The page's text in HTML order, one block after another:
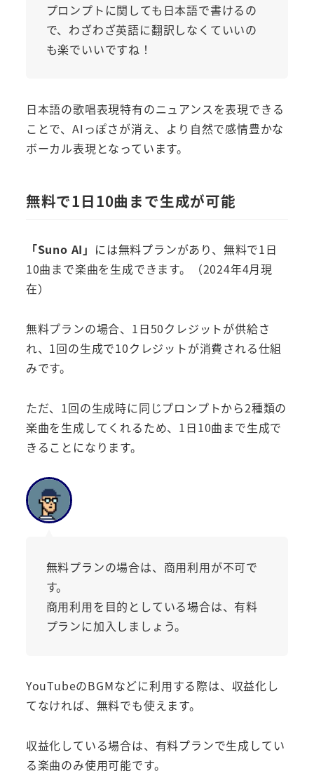
プロンプトに関しても日本語で書けるの
で、わざわざ英語に翻訳しなくていいの
も楽でいいですね！
日本語の歌唱表現特有のニュアンスを表現できる
ことで、AIっぽさが消え、より自然で感情豊かな
ボーカル表現となっています。
無料で1日10曲まで生成が可能
「Suno AI」 には無料プランがあり、無料で1日
10曲まで楽曲を生成できます。（2024年4月現
在）
無料プランの場合、1日50クレジットが供給さ
れ、1回の生成で10クレジットが消費される仕組
みです。
ただ、1回の生成時に同じプロンプトから2種類の
楽曲を生成してくれるため、1日10曲まで生成で
きることになります。
無料プランの場合は、商用利用が不可で
す。
商用利用を目的としている場合は、有料
プランに加入しましょう。
YouTubeのBGMなどに利用する際は、収益化し
てなければ、無料でも使えます。
収益化している場合は、有料プランで生成してい
る楽曲のみ使用可能です。